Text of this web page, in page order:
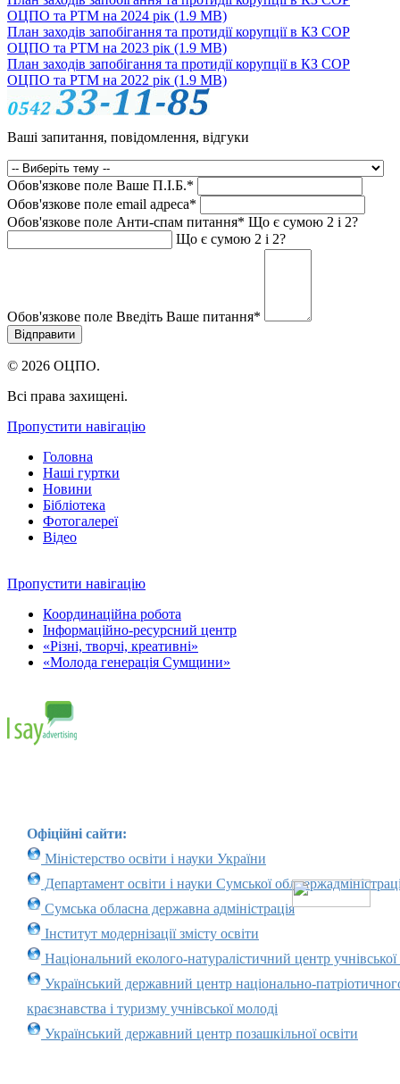
ОЦПО та РТМ на 2024 рік (1.9 MB)
План заходів запобігання та протидії корупції в КЗ СОР
ОЦПО та РТМ на 2023 рік (1.9 MB)
План заходів запобігання та протидії корупції в КЗ СОР
ОЦПО та РТМ на 2022 рік (1.9 MB)
Ваші запитання, повідомлення, відгуки
Обов'язкове поле Ваше П.I.Б.*
Обов'язкове поле email адреса*
Обов'язкове поле Анти-спам питання* Що є сумою 2 і 2?
Що є сумою 2 і 2?
Обов'язкове поле Введіть Ваше питання*
© 2026 ОЦПО.
Всі права захищені.
Пропустити навігацію
Головна
Наші гуртки
Новини
Бібліотека
Фотогалереї
Відео
Пропустити навігацію
Координаційна робота
Інформаційно-ресурсний центр
«Різні, творчі, креативні»
«Молода генерація Сумщини»
Офіційні сайти:
Міністерство освіти і науки України
Департамент освіти і науки Сумської
Сумська обласна державна адміністрація
Інститут модернізації змісту освіти
Національний еколого-натуралістичний центр учнівської
Український державний центр національно-
краєзнавства і туризму учнівської молоді
Український державний центр позашкільної освіти